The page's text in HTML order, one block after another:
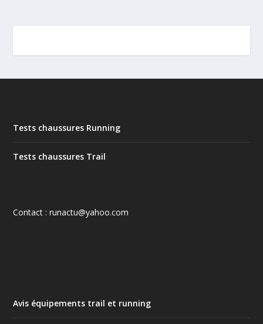
Tests chaussures Running
Tests chaussures Trail
Contact : runactu@yahoo.com
Avis équipements trail et running